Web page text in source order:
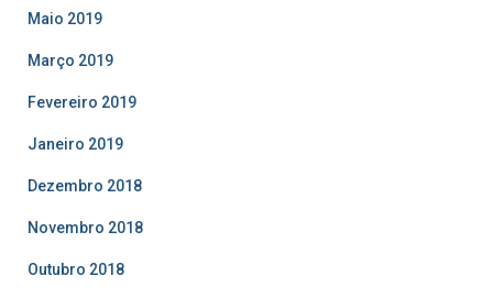
Maio 2019
Março 2019
Fevereiro 2019
Janeiro 2019
Dezembro 2018
Novembro 2018
Outubro 2018